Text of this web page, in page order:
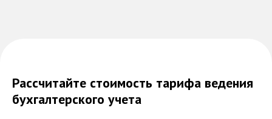
Рассчитайте стоимость тарифа ведения
бухгалтерского учета